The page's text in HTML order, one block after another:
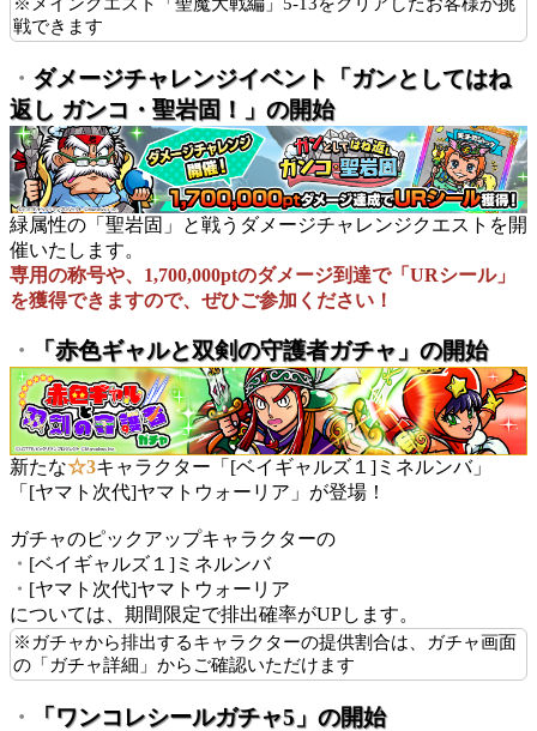
戦できます
・ ダメージチャレンジイベント「ガンとしてはね
返し ガンコ・聖岩固！」の開始
緑属性の「聖岩固」と戦うダメージチャレンジクエストを開
催いたします。
専用の称号や、1,700,000ptのダメージ到達で「URシール」
を獲得できますので、ぜひご参加ください！
・ 「赤色ギャルと双剣の守護者ガチャ」の開始
新たな☆3キャラクター「[ベイギャルズ１]ミネルンバ」
「[ヤマト次代]ヤマトウォーリア」が登場！
ガチャのピックアップキャラクターの
・ [ベイギャルズ１]ミネルンバ
・ [ヤマト次代]ヤマトウォーリア
については、期間限定で排出確率がUPします。
※ガチャから排出するキャラクターの提供割合は、ガチャ画面
の「ガチャ詳細」からご確認いただけます
・ 「ワンコレシールガチャ5」の開始